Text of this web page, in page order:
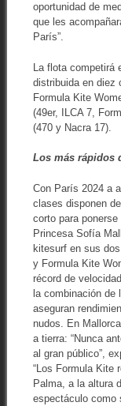
oportunidad de
que les
París”.
La flota competirá
distribuida en diez
Formula Kite
(49er, ILCA 7,
(470 y Nacra 17).
Los más rápidos
Con París 2024 a
clases disponen
corto para
Princesa Sofía
kitesurf en sus
y Formula Kite
récord de
la combinación de
aseguran
nudos. En
a tierra: “Nunca
al gran público”,
“Los Formula Kite
Palma, a la altura
espectáculo como